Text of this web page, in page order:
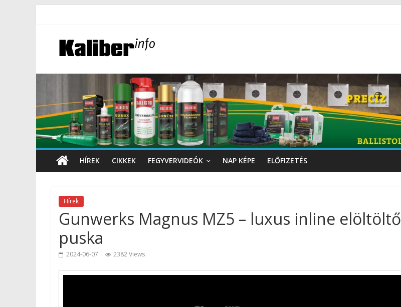
HÍREK CIKKEK FEGYVERVIDEÓK NAP KÉPE ELŐFIZETÉS
Hírek
Gunwerks Magnus MZ5 – luxus inline elöltöltő
puska
2024-06-07 2382 Views